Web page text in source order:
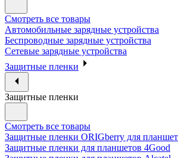
Смотреть все товары
Автомобильные зарядные устройства
Беспроводные зарядные устройства
Сетевые зарядные устройства
Защитные пленки
Защитные пленки
Смотреть все товары
Защитные пленки ORIGberry для
Защитные пленки для планшетов 4Good